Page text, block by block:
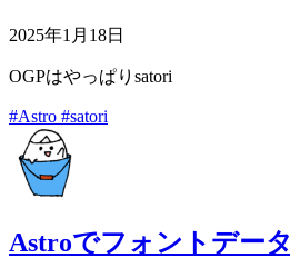
2025年1月18日
OGPはやっぱりsatori
#Astro #satori
Astroでフォントデー